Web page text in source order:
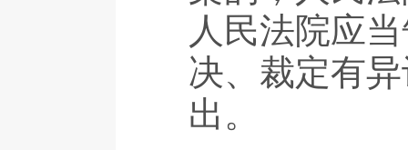
人民法院应
决、裁定有
出。